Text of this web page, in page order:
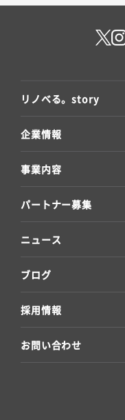
リノべる。story
企業情報
事業内容
パートナー募集
ニュース
ブログ
採用情報
お問い合わせ